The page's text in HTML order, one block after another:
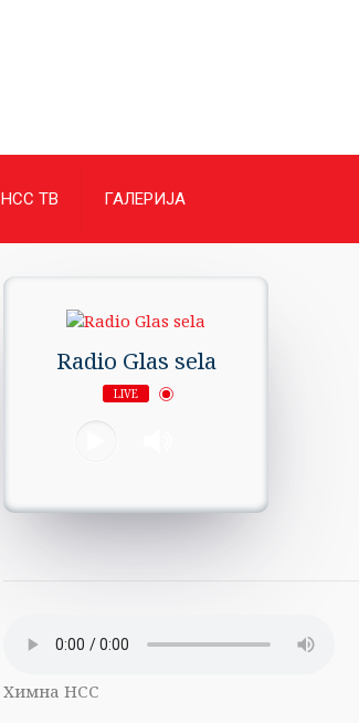
НСС ТВ ГАЛЕРИЈА
Radio Glas sela
LIVE
Химна НСС